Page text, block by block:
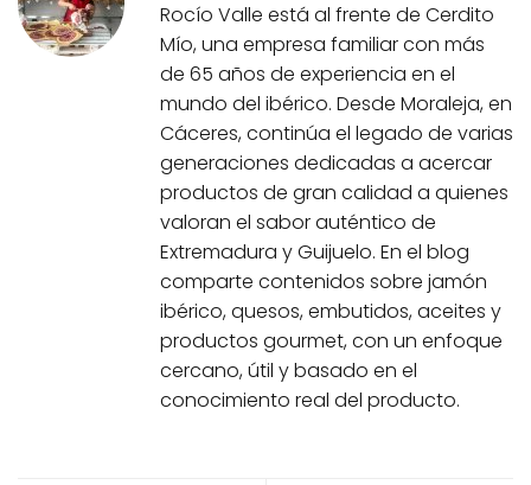
Rocío Valle está al frente de Cerdito
Mío, una empresa familiar con más
de 65 años de experiencia en el
mundo del ibérico. Desde Moraleja, en
Cáceres, continúa el legado de varias
generaciones dedicadas a acercar
productos de gran calidad a quienes
valoran el sabor auténtico de
Extremadura y Guijuelo. En el blog
comparte contenidos sobre jamón
ibérico, quesos, embutidos, aceites y
productos gourmet, con un enfoque
cercano, útil y basado en el
conocimiento real del producto.